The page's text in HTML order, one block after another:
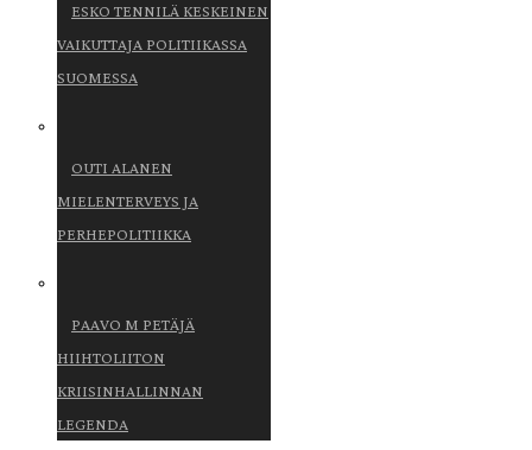
ESKO TENNILÄ KESKEINEN
VAIKUTTAJA POLITIIKASSA
SUOMESSA
OUTI ALANEN
MIELENTERVEYS JA
PERHEPOLITIIKKA
PAAVO M PETÄJÄ
HIIHTOLIITON
KRIISINHALLINNAN
LEGENDA